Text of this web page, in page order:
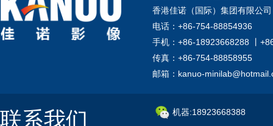
香港佳诺（国际）集团有限公
电话：+86-754-88854936
手机：+86-18923668288 丨
传真：+86-754-88858955
邮箱：kanuo-
联系我们 机器:18923668388